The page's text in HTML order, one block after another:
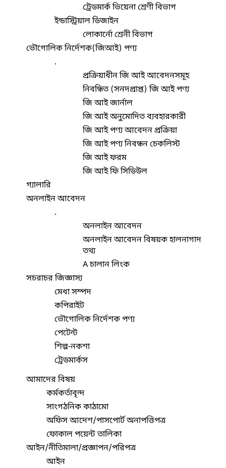
ট্রেডমার্ক ভিয়েনা শ্রেণী বিভাগ
ইন্ডাস্ট্রিয়াল ডিজাইন
লোকার্নো শ্রেনী বিভাগ
ভৌগোলিক নির্দেশক(জিআই) পণ্য
.
প্রক্রিয়াধীন জি আই আবেদনসমূহ
নিবন্ধিত (সনদপ্রাপ্ত) জি আই পণ্য
জি আই জার্নাল
জি আই অনুমোদিত ব্যবহারকারী
জি আই পণ্য আবেদন প্রক্রিয়া
জি আই পণ্য নিবন্ধন চেকলিস্ট
জি আই ফরম
জি আই ফি সিডিউল
গ্যালারি
অনলাইন আবেদন
.
অনলাইন আবেদন
অনলাইন আবেদন বিষয়ক হালনাগাদ
তথ্য
A চালান লিংক
সচরাচর জিজ্ঞাস্য
মেধা সম্পদ
কপিরাইট
ভৌগোলিক নির্দেশক পণ্য
পেটেন্ট
শিল্প-নকশা
ট্রেডমার্কস
আমাদের বিষয়
কর্মকর্তাবৃন্দ
সাংগঠনিক কাঠামো
অফিস আদেশ/পাসপোর্ট অনাপত্তিপত্র
ফোকাল পয়েন্ট তালিকা
আইন/নীতিমালা/প্রজ্ঞাপন/পরিপত্র
আইন